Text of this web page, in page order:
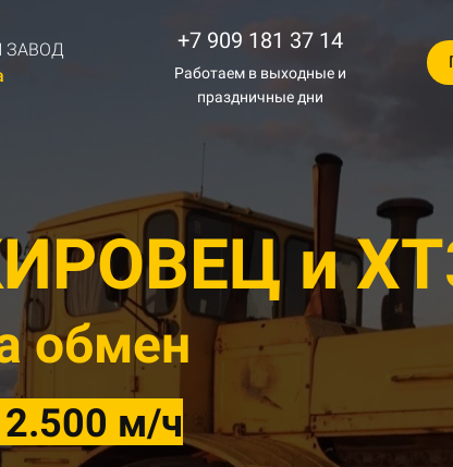
ЗАВОД
+7 909 181 37 14
Работаем в выходные и
праздничные дни
и
обмен
м/ч